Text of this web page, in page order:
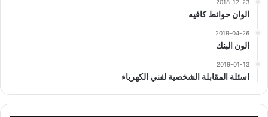
2018-12-23
الوان حوائط كافيه
2019-04-26
الون البنك
2019-01-13
اسئلة المقابلة الشخصية لفني الكهرباء